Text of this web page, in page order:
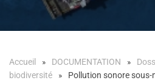
Accueil DOCUMENTATION
biodiversité
Pollution sonore sous-